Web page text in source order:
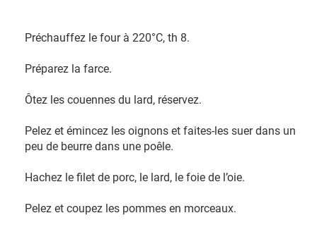
Préchauffez le four à 220°C, th 8.
Préparez la farce.
Ôtez les couennes du lard, réservez.
Pelez et émincez les oignons et faites-les suer dans un
peu de beurre dans une poêle.
Hachez le filet de porc, le lard, le foie de l’oie.
Pelez et coupez les pommes en morceaux.